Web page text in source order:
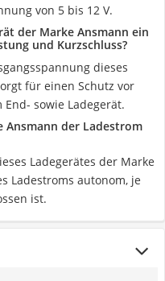
von 5 bis 12 V.
der Marke Ansmann ein
und Kurzschluss?
dieses
für einen Schutz vor
sowie Ladegerät.
Ansmann der Ladestrom
Ladegerätes der Marke
Ladestroms autonom, je
ist.